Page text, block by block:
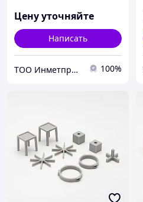
Цену уточняйте
Написать
ТОО Инметпром 100%